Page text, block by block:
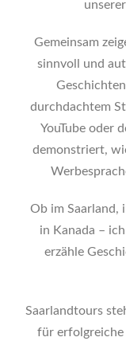
Gemeinsam
sinnvoll und
durchdachtem
YouTube oder
demonstriert,
Ob im Saarland,
in Kanada –
erzähle
Saarlandtours
für erfolgreiche